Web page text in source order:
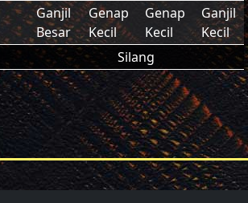
Ganjil
Besar
Genap
Kecil
Genap
Kecil
Ganjil
Kecil
Silang